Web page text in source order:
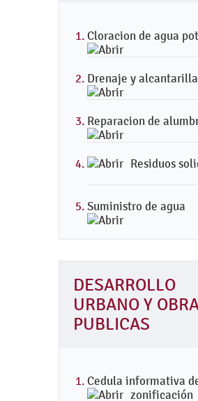
Cloracion de agua
Drenaje y
Reparacion de
Residuos
Suministro de agua
DESARROLLO
URBANO Y
PUBLICAS
Cedula informativa
zonificación